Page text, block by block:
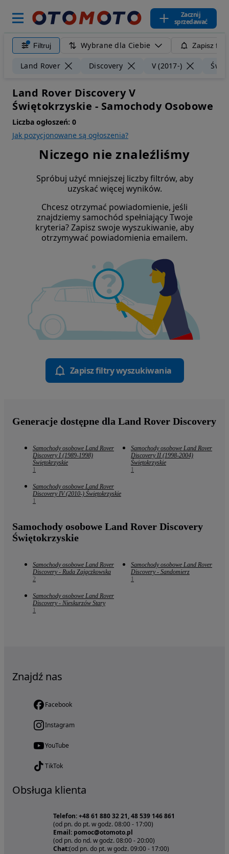
Zacznij
sprzedawać
Filtruj Wybrane dla Ciebie Zapisz
Land Rover Discovery V (2017-)
Land Rover Discovery V
Świętokrzyskie - Samochody Osobowe
Liczba ogłoszeń: 0
Jak pozycjonowane są ogłoszenia?
Niczego nie znaleźliśmy
Spróbuj użyć mniejszej liczby filtrów, aby
uzyskać więcej wyników.
Chcesz otrzymać powiadomienie, jeśli
znajdziemy samochód spełniający Twoje
kryteria? Zapisz swoje wyszukiwanie, aby
otrzymywać powiadomienia emailem.
Zapisz filtry wyszukiwania
Generacje dostępne dla Land Rover Discovery
Samochody osobowe Land Rover
Discovery I (1989-1998)
Świętokrzyskie
1
Samochody osobowe Land Rover
Discovery II (1998-2004)
Świętokrzyskie
1
Samochody osobowe Land Rover
Discovery IV (2010-) Świętokrzyskie
1
Samochody osobowe Land Rover Discovery
Świętokrzyskie
Samochody osobowe Land Rover
Discovery - Ruda Zajączkowska
2
Samochody osobowe Land Rover
Discovery - Sandomierz
1
Samochody osobowe Land Rover
Discovery - Nieskurzów Stary
1
Znajdź nas
Facebook
Instagram
YouTube
TikTok
Obsługa klienta
Telefon: +48 61 880 32 21, 48 539 146 861
(od pn. do pt. w godz. 08:00 - 17:00)
Email: pomoc@otomoto.pl
(od pn. do nd. w godz. 08:00 - 20:00)
Chat:(od pn. do pt. w godz. 09:00 - 17:00)